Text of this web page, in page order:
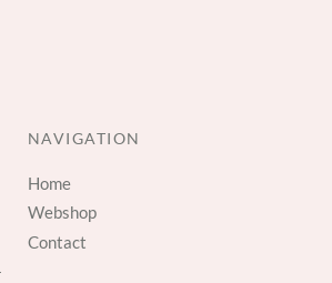
NAVIGATION
Home
Webshop
Contact